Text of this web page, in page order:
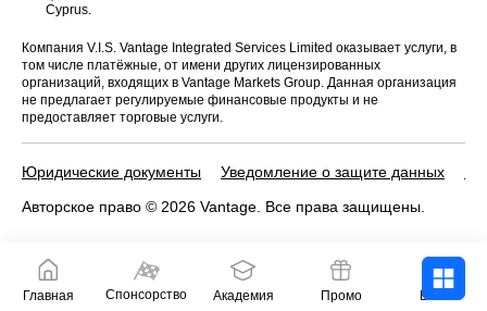
Cyprus.
Компания V.I.S. Vantage Integrated Services Limited оказывает услуги, в
том числе платёжные, от имени других лицензированных
организаций, входящих в Vantage Markets Group. Данная организация
не предлагает регулируемые финансовые продукты и не
предоставляет торговые услуги.
Юридические документы Уведомление о защите данных
Авторское право © 2026 Vantage. Все права защищены.
Главная Спонсорство Академия Промо Войти